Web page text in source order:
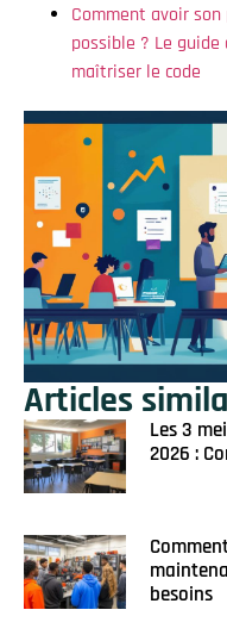
Comment avoir
possible ? Le
maîtriser le code
Articles
Les 3
2026 :
besoins